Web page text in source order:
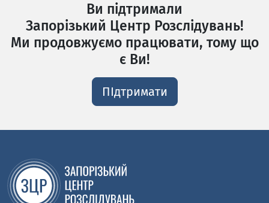
Ви підтримали
Запорізький Центр Розслідувань!
Ми продовжуємо працювати, тому що
є Ви!
ПІдтримати